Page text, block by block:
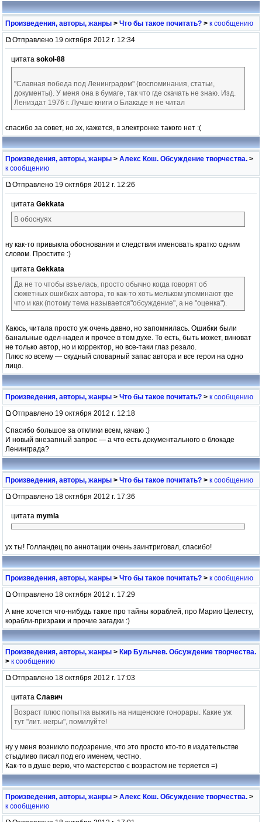
Произведения, авторы, жанры > Что бы такое почитать? > к сообщению
Отправлено 19 октября 2012 г. 12:34
цитата sokol-88
"Славная победа под Ленинградом" (воспоминания, статьи,
документы). У меня она в бумаге, так что где скачать не знаю. Изд.
Лениздат 1976 г. Лучше книги о Блакаде я не читал
спасибо за совет, но эх, кажется, в электронке такого нет :(
Произведения, авторы, жанры > Алекс Кош. Обсуждение творчества. >
к сообщению
Отправлено 19 октября 2012 г. 12:26
цитата Gekkata
В обоснуях
ну как-то привыкла обоснования и следствия именовать кратко одним
словом. Простите :)
цитата Gekkata
Да не то чтобы взъелась, просто обычно когда говорят об
сюжетных ошибках автора, то как-то хоть мельком упоминают где
что и как (потому тема называется"обсуждение", а не "оценка").
Каюсь, читала просто уж очень давно, но запомнилась. Ошибки были
банальные одел-надел и прочее в том духе. То есть, быть может, виноват
не только автор, но и корректор, но все-таки глаз резало.
Плюс ко всему — скудный словарный запас автора и все герои на одно
лицо.
Произведения, авторы, жанры > Что бы такое почитать? > к сообщению
Отправлено 19 октября 2012 г. 12:18
Спасибо большое за отклики всем, качаю :)
И новый внезапный запрос — а что есть документального о блокаде
Ленинграда?
Произведения, авторы, жанры > Что бы такое почитать? > к сообщению
Отправлено 18 октября 2012 г. 17:36
цитата mymla
ух ты! Голландец по аннотации очень заинтриговал, спасибо!
Произведения, авторы, жанры > Что бы такое почитать? > к сообщению
Отправлено 18 октября 2012 г. 17:29
А мне хочется что-нибудь такое про тайны кораблей, про Марию Целесту,
корабли-призраки и прочие загадки :)
Произведения, авторы, жанры > Кир Булычев. Обсуждение творчества.
> к сообщению
Отправлено 18 октября 2012 г. 17:03
цитата Славич
Возраст плюс попытка выжить на нищенские гонорары. Какие уж
тут "лит. негры", помилуйте!
ну у меня возникло подозрение, что это просто кто-то в издательстве
стыдливо писал под его именем, честно.
Как-то в душе верю, что мастерство с возрастом не теряется =)
Произведения, авторы, жанры > Алекс Кош. Обсуждение творчества. >
к сообщению